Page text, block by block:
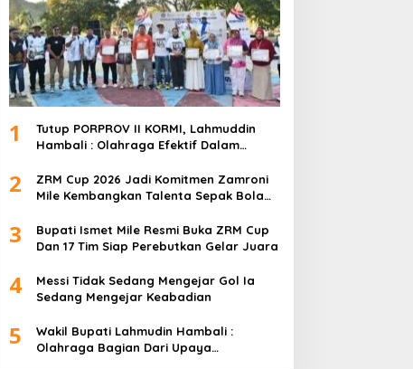
1
Tutup PORPROV II KORMI, Lahmuddin
Hambali : Olahraga Efektif Dalam
2
ZRM Cup 2026 Jadi Komitmen Zamroni
Mile Kembangkan Talenta Sepak Bola
3
Bupati Ismet Mile Resmi Buka ZRM Cup
Dan 17 Tim Siap Perebutkan Gelar Juara
4
Messi Tidak Sedang Mengejar Gol Ia
Sedang Mengejar Keabadian
5
Wakil Bupati Lahmudin Hambali :
Olahraga Bagian Dari Upaya